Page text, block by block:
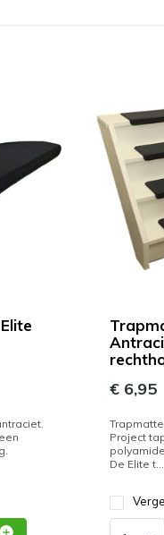
€ 6,95
Project
De Elite t...